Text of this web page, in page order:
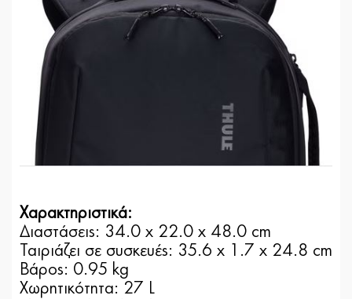
Χαρακτηριστικά:
Διαστάσεις: 34.0 x 22.0 x 48.0 cm
Ταιριάζει σε συσκευές: 35.6 x 1.7 x 24.8 cm
Βάρος: 0.95 kg
Χωρητικότητα: 27 L